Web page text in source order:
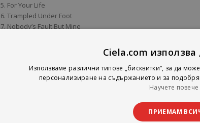
5. For Your Life
6. Trampled Under Foot
7. Nobody’s Fault But Mine
11. Stairway To Heaven
12. The Song Remains The Same
Ciela.com използва
Използваме различни типове „бисквитки“, за да
персонализиране на съдържанието и за
Научете повече
ПРИЕМАМ